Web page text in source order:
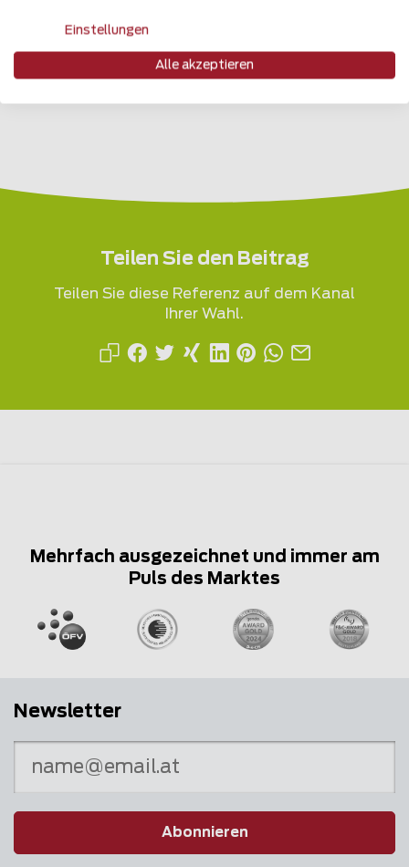
Teilen Sie den Beitrag
Teilen Sie diese Referenz auf dem Kanal
Ihrer Wahl.
Mehrfach ausgezeichnet und immer am
Puls des Marktes
Newsletter
Abonnieren
Einstellungen
Alle akzeptieren